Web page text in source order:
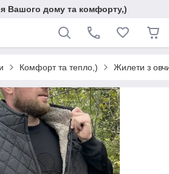
Вашого дому та комфорту,)
Комфорт та тепло,) Жилети з